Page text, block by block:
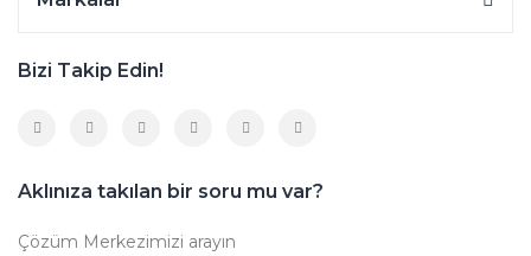
Bizi Takip Edin!
Aklınıza takılan bir soru mu var?
Çözüm Merkezimizi arayın